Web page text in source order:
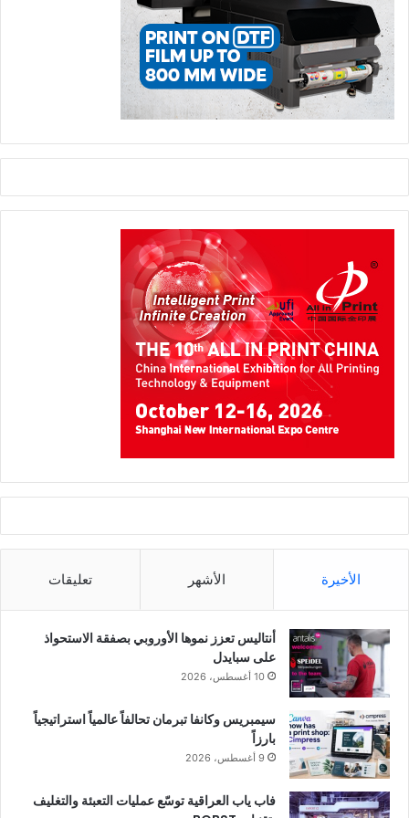
في العمليات شكّلت إضافة قيّمة للعمليات اليومية.
دعم تقني منذ اليوم الأول
يحمل الانتقال إلى التقنيات الجديدة دائماً منحنى تعلّم وتحديات
أولية، وكانت شركةNew Plastic Industrial Company
بشأن فترة التكيف الأولى. فقد احتاج الأمر إلى بعض الوقت والتعاون
وعمل فنيوBOBSTميدانياً إلى جانب الفريق لتوجيههم خلال جميع
ويقول أمين الحزاع:
“في البداية، كان من الصعب على المشغلين التكيف مع المعدات
الجديدة، لكن بفضل دعم فنيي BOBST أصبحت العملية أسهل بكثير.
فقد عملوا عن قرب مع فريقنا، وحرصوا على فهمهم لكل مرحلة
ظل الفريق التقني على تواصل مستمر مع قسم الصيانة لدينا كلما
دعت الحاجة، مقدماً المساعدة والإرشادات في الوقت المناسب.
وقد ساعدنا ذلك في الحفاظ على سلاسة العمليات وحل أي مشكلات
تقنية بسرعة.”
فرص جديدة في السوق
مع ترسيخ قسم التغليف المرن وبدء تحقيقه زخماً متزايداً، تتطلع
الأخيرة الأشهر تعليقات
أنتاليس تعزز نموها الأوروبي بصفقة الاستحواذ
على سبايدل
10 أغسطس، 2026
سيمبريس وكانفا تبرمان تحالفاً عالمياً استراتيجياً
بارزاً
9 أغسطس، 2026
فاب ياب العراقية توسّع عمليات التعبئة والتغليف